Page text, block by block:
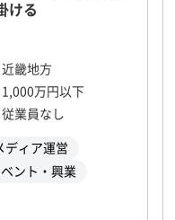
ける
近畿地方
1,000万円以下
従業員なし
ディア運営
ント・興業